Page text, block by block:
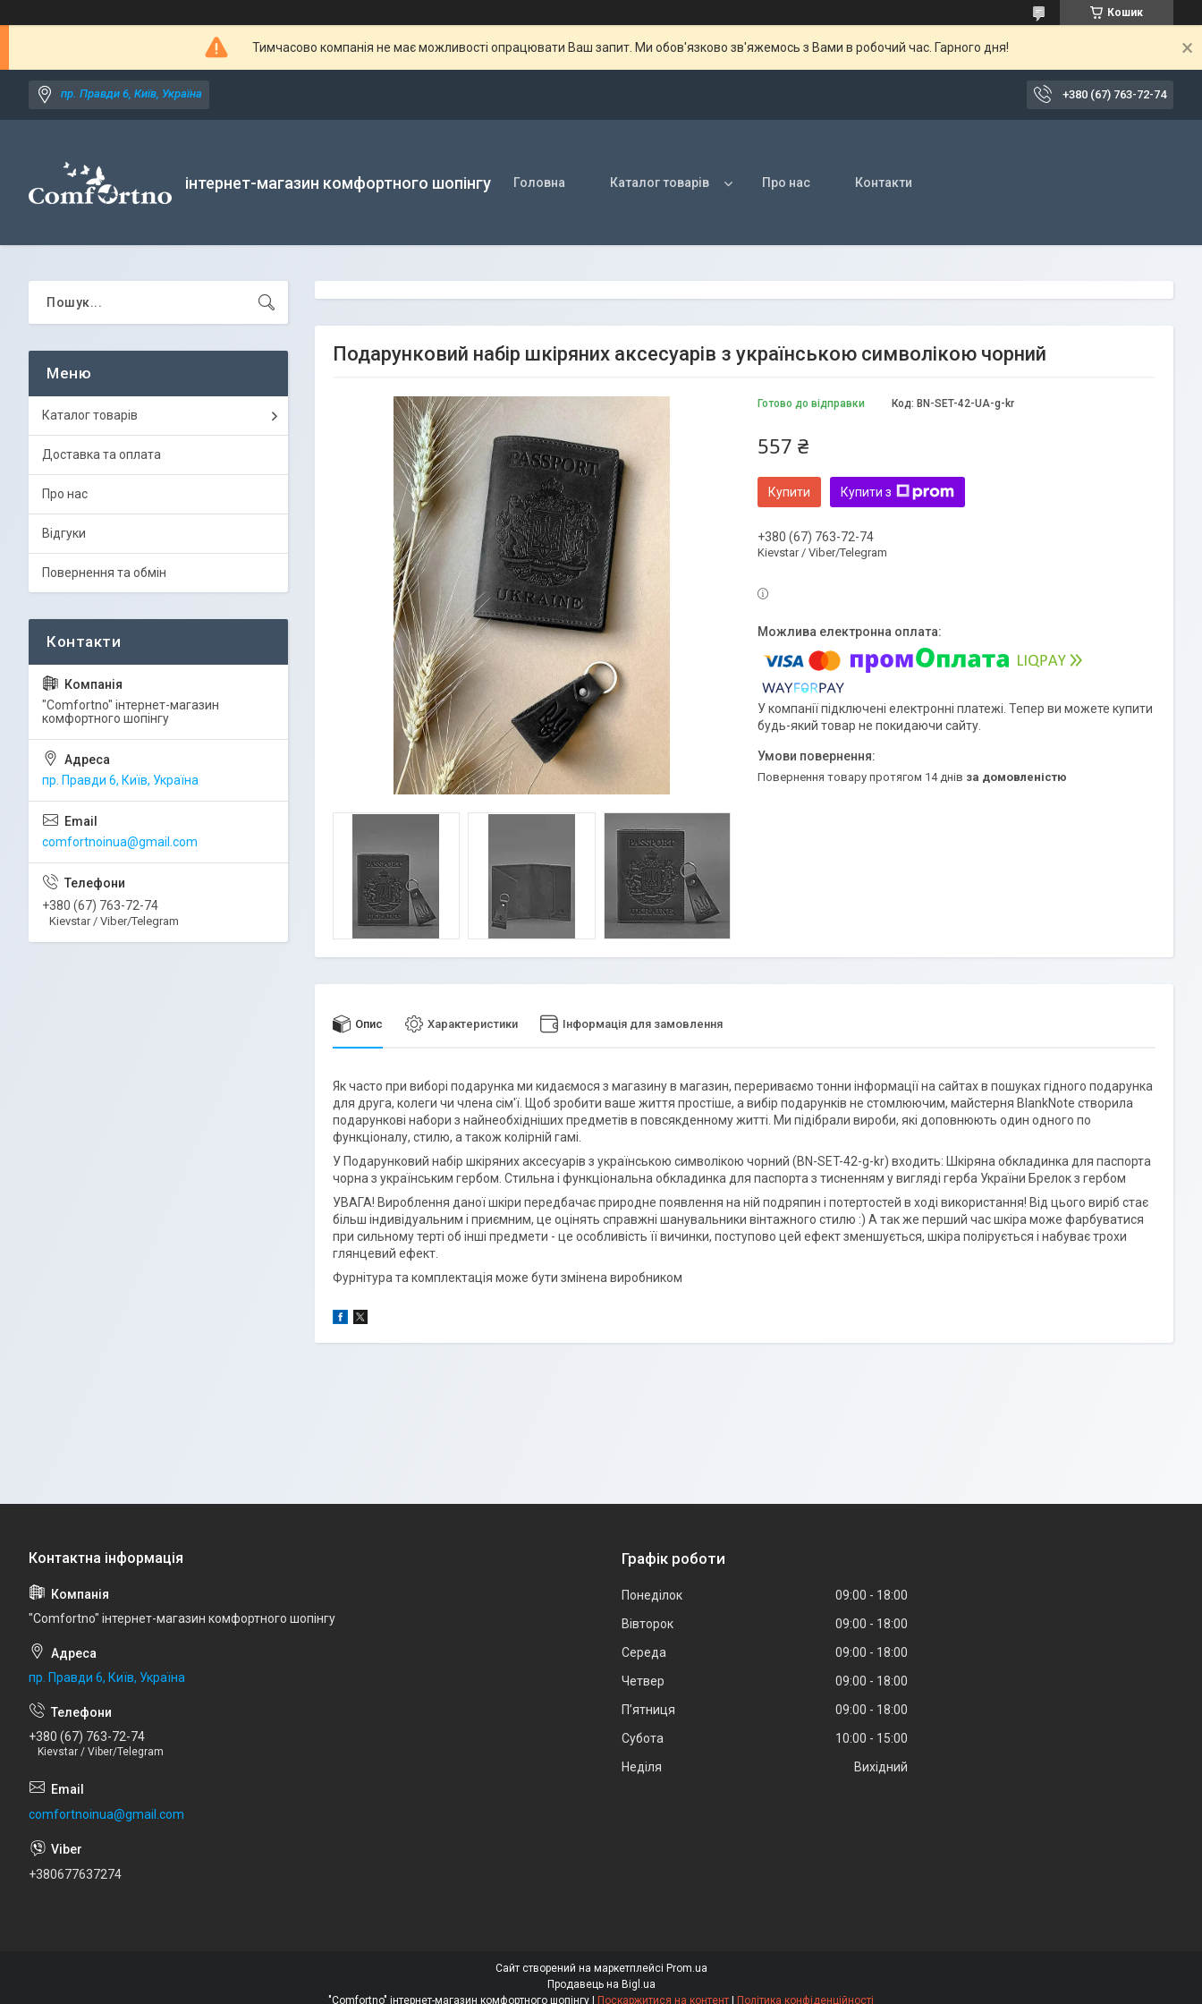
Кошик
Тимчасово компанія не має можливості опрацювати Ваш запит. Ми обов'язково зв'яжемось з Вами в робочий час. Гарного дня!
пр. Правди 6, Київ, Україна +380 (67) 763-72-74
інтернет-магазин комфортного шопінгу Головна Каталог товарів Про нас Контакти
Подарунковий набір шкіряних аксесуарів з українською символікою чорний
Готово до відправки Код: BN-SET-42-UA-g-kr
557 ₴
Купити Купити з
+380 (67) 763-72-74
Kievstar / Viber/Telegram
У компанії підключені електронні платежі. Тепер ви можете купити
будь-який товар не покидаючи сайту.
повернення товару протягом 14 днів за домовленістю
Опис Характеристики Інформація для замовлення
Як часто при виборі подарунка ми кидаємося з магазину в магазин, перериваємо тонни інформації на сайтах в пошуках гідного подарунка
для друга, колеги чи члена сім'ї. Щоб зробити ваше життя простіше, а вибір подарунків не стомлюючим, майстерня BlankNote створила
подарункові набори з найнеобхідніших предметів в повсякденному житті. Ми підібрали вироби, які доповнюють один одного по
функціоналу, стилю, а також колірній гамі.
У Подарунковий набір шкіряних аксесуарів з українською символікою чорний (BN-SET-42-g-kr) входить: Шкіряна обкладинка для паспорта
чорна з українським гербом. Стильна і функціональна обкладинка для паспорта з тисненням у вигляді герба України Брелок з гербом
УВАГА! Вироблення даної шкіри передбачає природне появлення на ній подряпин і потертостей в ході використання! Від цього виріб стає
більш індивідуальним і приємним, це оцінять справжні шанувальники вінтажного стилю :) А так же перший час шкіра може фарбуватися
при сильному терті об інші предмети - це особливість її вичинки, поступово цей ефект зменшується, шкіра полірується і набуває трохи
глянцевий ефект.
Фурнітура та комплектація може бути змінена виробником
Каталог товарів
Доставка та оплата
Про нас
Відгуки
Повернення та обмін
"Comfortno" інтернет-магазин
комфортного шопінгу
пр. Правди 6, Київ, Україна
comfortnoinua@gmail.com
+380 (67) 763-72-74
Kievstar / Viber/Telegram
"Comfortno" інтернет-магазин комфортного шопінгу
пр. Правди 6, Київ, Україна
+380 (67) 763-72-74
Kievstar / Viber/Telegram
comfortnoinua@gmail.com
+380677637274
Графік роботи
Понеділок 09:00
18:00
Вівторок
09:00
18:00
Середа
09:00
18:00
Четвер
09:00
18:00
Пʼятниця
09:00
18:00
Субота
10:00
15:00
Неділя
Вихідний
Сайт створений на маркетплейсі Prom.ua
Продавець на Bigl.ua
Поскаржитися на контент Політика конфіденційності